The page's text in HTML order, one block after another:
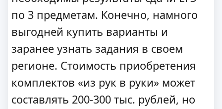
по 3 предметам. Конечно, намного
выгодней купить варианты и
заранее узнать задания в своем
регионе. Стоимость приобретения
комплектов «из рук в руки» может
составлять 200-300 тыс. рублей, но